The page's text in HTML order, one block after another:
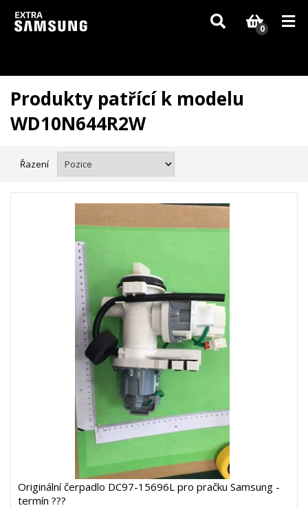
Vzhledem k aktuální situaci se může dodání dílů, které nejsou skladem,
zpozdit. Děkujeme za pochopení.
0
Produkty patřící k modelu
WD10N644R2W
Řazení
Originální čerpadlo DC97-15696L pro pračku Samsung -
termín ???